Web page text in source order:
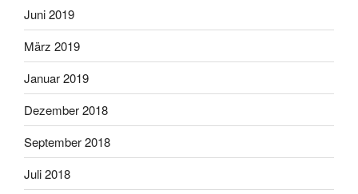
Juni 2019
März 2019
Januar 2019
Dezember 2018
September 2018
Juli 2018